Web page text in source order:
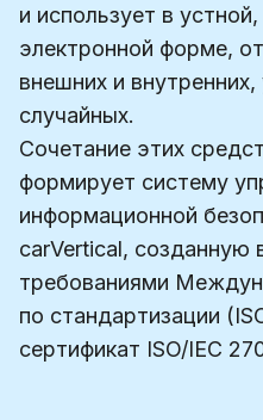
и использует в
электронной форме,
внешних и
случайных.
Сочетание этих
формирует систему
информационной
carVertical, созданную
требованиями
по стандартизации
сертификат ISO/IEC